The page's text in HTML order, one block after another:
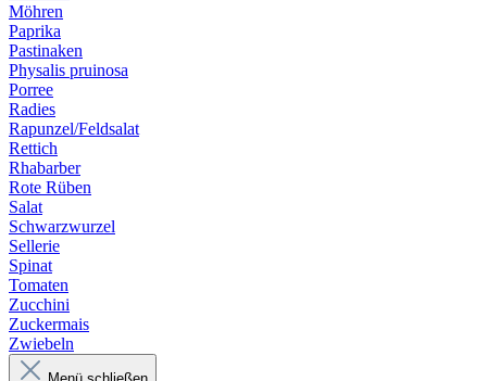
Möhren
Paprika
Pastinaken
Physalis pruinosa
Porree
Radies
Rapunzel/Feldsalat
Rettich
Rhabarber
Rote Rüben
Salat
Schwarzwurzel
Sellerie
Spinat
Tomaten
Zucchini
Zuckermais
Zwiebeln